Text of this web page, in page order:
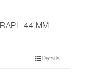
44 MM
Details